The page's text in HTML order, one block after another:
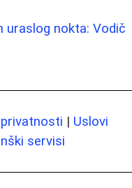
uraslog nokta: Vodič
| Uslovi
servisi